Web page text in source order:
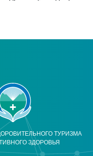
ТУРИЗМА
ЗДОРОВЬЯ